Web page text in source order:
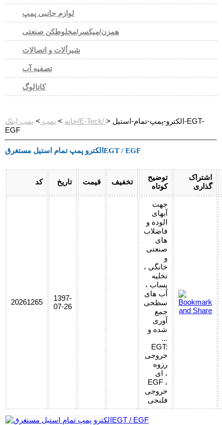
لوازم جانبی پمپ
همزن/میکسر/مخلوطکن صنعتی
شیرآلات و اتصالات
تصفیه آب
کاتالوگ
خانه > پمپ > پمپ ایتک/E-Teck/ > الکترو-پمپ-تمام-استیل-EGT-
EGF
الکترو پمپ تمام استیل مستغرقEGT / EGF
کد تاریخ قیمت تخفیف
توضیح
کوتاه
اشتراک
گذاری
20261265
1397-
07-26
جهت
آبهای
الوده و
فاضلاب
های
صنعتی
و
خانگی ،
تخلیه
پساب ،
آب های
سطحی
جمع
آوری
شده و
...
EGT:
خروجی
رزوه
ای ،
EGF ،
خروجی
فلنجی